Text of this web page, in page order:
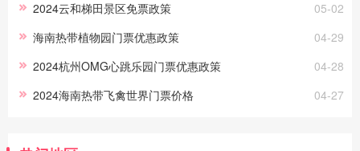
05-02
2024云和梯田景区免票政策
04-29
海南热带植物园门票优惠政策
04-28
2024杭州OMG心跳乐园门票优惠政策
04-27
2024海南热带飞禽世界门票价格